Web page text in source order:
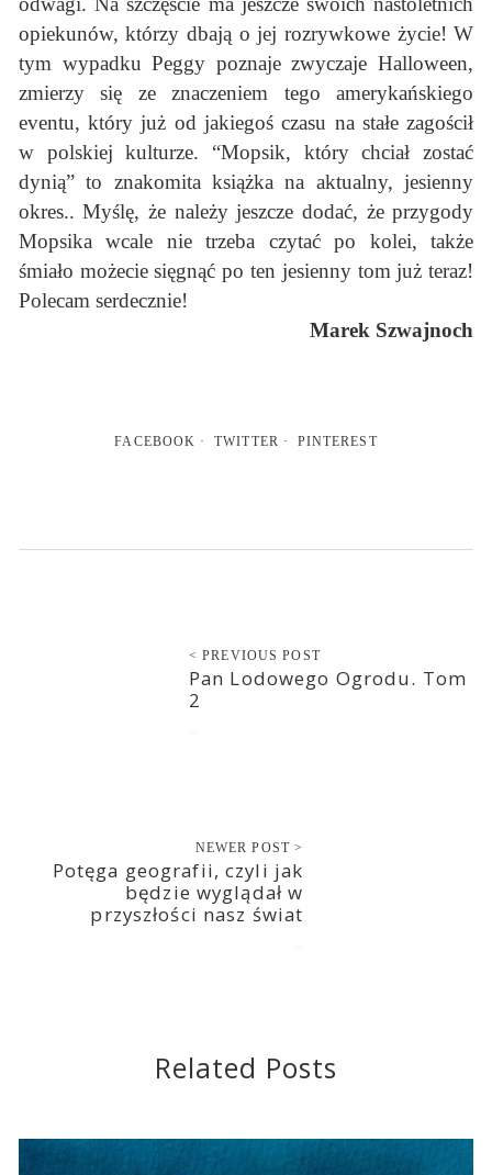
opiekunów, którzy dbają o jej rozrywkowe życie! W
tym wypadku Peggy poznaje zwyczaje Halloween,
zmierzy się ze znaczeniem tego amerykańskiego
eventu, który już od jakiegoś czasu na stałe zagościł
w polskiej kulturze. “Mopsik, który chciał zostać
dynią” to znakomita książka na aktualny, jesienny
okres.. Myślę, że należy jeszcze dodać, że przygody
Mopsika wcale nie trzeba czytać po kolei, także
śmiało możecie sięgnąć po ten jesienny tom już teraz!
Polecam serdecznie!
Marek Szwajnoch
FACEBOOK TWITTER PINTEREST
< PREVIOUS POST
Pan Lodowego Ogrodu. Tom
2
NEWER POST >
Potęga geografii, czyli jak
będzie wyglądał w
przyszłości nasz świat
Related Posts